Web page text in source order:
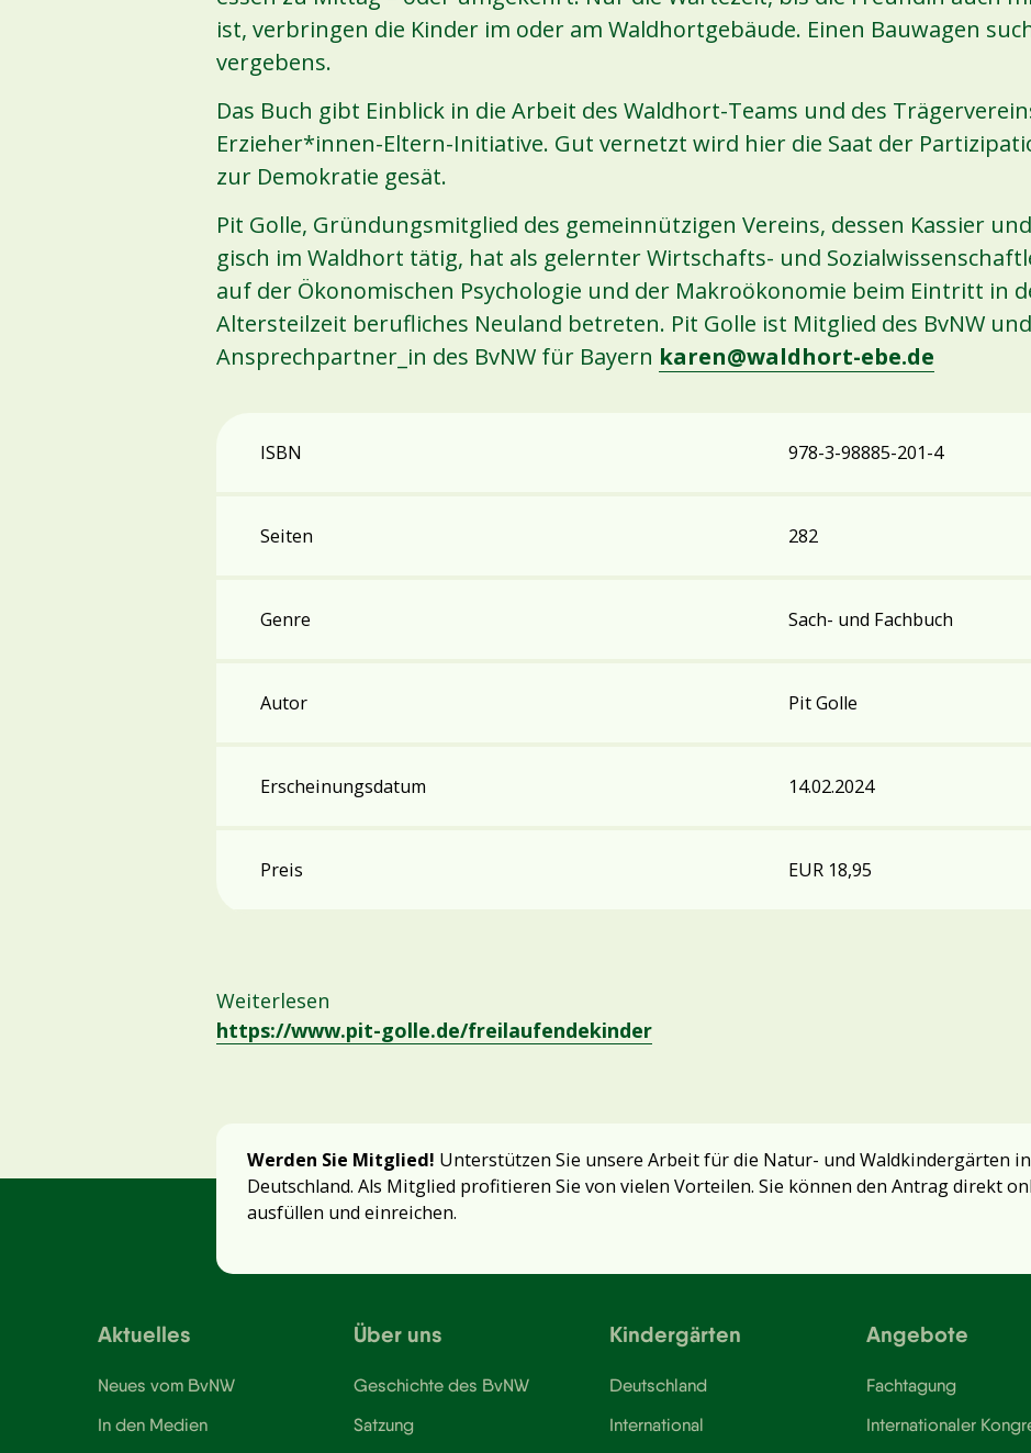
ist, verbringen die Kinder im oder am Waldhortgebäude. Einen Bauwagen
vergebens.
Das Buch gibt Einblick in die Arbeit des Waldhort-Teams und des
Erzieher*innen-Eltern-Initiative. Gut vernetzt wird hier die Saat der
zur Demokratie gesät.
Pit Golle, Gründungsmitglied des gemeinnützigen Vereins, dessen Kassier
gisch im Waldhort tätig, hat als gelernter Wirtschafts- und
auf der Ökonomischen Psychologie und der Makroökonomie beim Eintritt in
Altersteilzeit berufliches Neuland betreten. Pit Golle ist Mitglied des BvNW
Ansprechpartner_in des BvNW für Bayern karen@waldhort-ebe.de
ISBN 978-3-98885-201-4
Seiten 282
Genre Sach- und Fachbuch
Autor Pit Golle
Erscheinungsdatum 14.02.2024
Preis EUR 18,95
Weiterlesen
Freilaufende
Buch
gibt
uns
Waldhort
https://www.pit-golle.de/freilaufendekinder
Werden Sie Mitglied! Unterstützen Sie unsere Arbeit für die Natur- und Waldkindergärten in
Deutschland. Als Mitglied profitieren Sie von vielen Vorteilen. Sie können den Antrag direkt
ausfüllen und einreichen.
Aktuelles
Neues vom BvNW
In den Medien
Über uns
Geschichte des BvNW
Satzung
Kindergärten
Deutschland
International
Angebote
Fachtagung
Internationaler